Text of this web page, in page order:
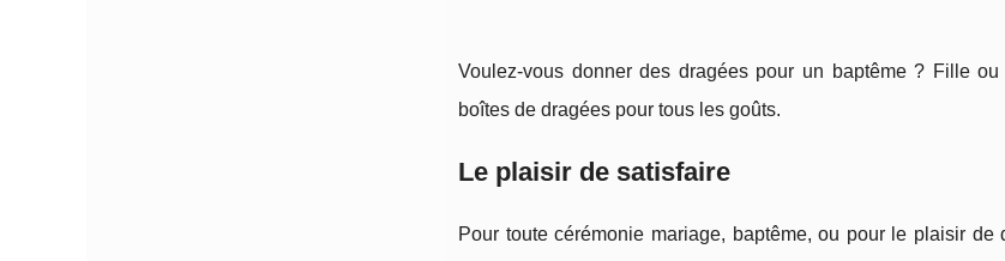
Voulez-vous donner des dragées pour un baptême ? Fille
boîtes de dragées pour tous les goûts.
Le plaisir de satisfaire
Pour toute cérémonie mariage, baptême, ou pour le plaisir